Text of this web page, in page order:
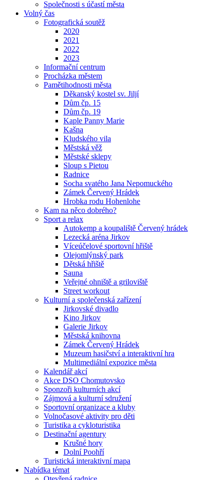
Společnosti s účastí města
Volný čas
Fotografická soutěž
2020
2021
2022
2023
Informační centrum
Procházka městem
Pamětihodnosti města
Děkanský kostel sv. Jiljí
Dům čp. 15
Dům čp. 19
Kaple Panny Marie
Kašna
Kludského vila
Městská věž
Městské sklepy
Sloup s Pietou
Radnice
Socha svatého Jana Nepomuckého
Zámek Červený Hrádek
Hrobka rodu Hohenlohe
Kam na něco dobrého?
Sport a relax
Autokemp a koupaliště Červený hrádek
Lezecká aréna Jirkov
Víceúčelové sportovní hřiště
Olejomlýnský park
Dětská hřiště
Sauna
Veřejné ohniště a griloviště
Street workout
Kulturní a společenská zařízení
Jirkovské divadlo
Kino Jirkov
Galerie Jirkov
Městská knihovna
Zámek Červený Hrádek
Muzeum hasičství a interaktivní hra
Multimediální expozice města
Kalendář akcí
Akce DSO Chomutovsko
Sponzoři kulturních akcí
Zájmová a kulturní sdružení
Sportovní organizace a kluby
Volnočasové aktivity pro děti
Turistika a cykloturistika
Destinační agentury
Krušné hory
Dolní Poohří
Turistická interaktivní mapa
Nabídka témat